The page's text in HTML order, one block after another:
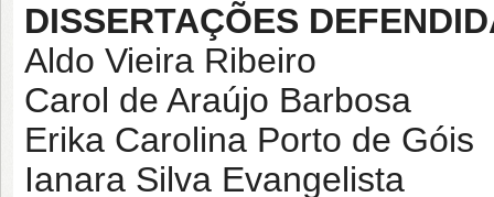
DISSERTAÇÕES
Aldo Vieira Ribeiro
Carol de Araújo Barbosa
Erika Carolina Porto de Góis
Ianara Silva Evangelista